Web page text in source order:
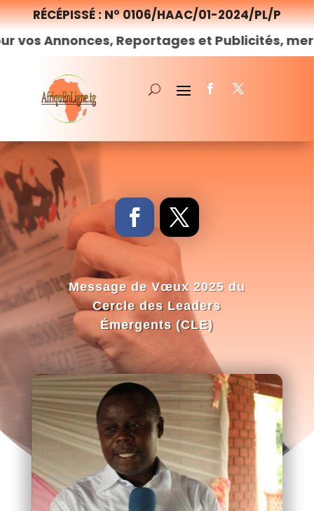
RÉCÉPISSÉ : N° 0106/HAAC/01-2024/PL/P
Reportages et Publicités, merci de
Message de Vœux 2025 du
Cercle des Leaders
Émergents (CLE)